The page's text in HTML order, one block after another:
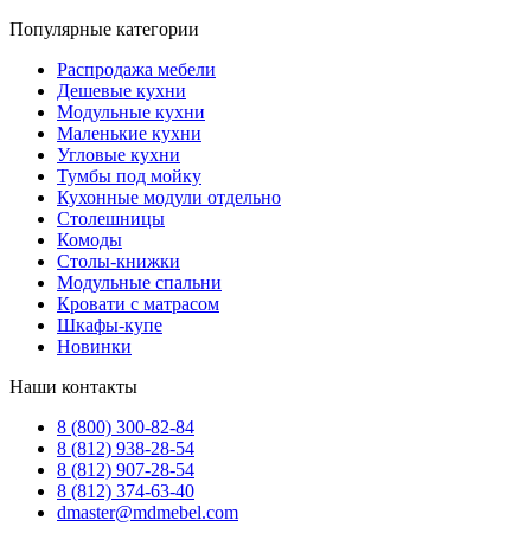
Популярные категории
Распродажа мебели
Дешевые кухни
Модульные кухни
Маленькие кухни
Угловые кухни
Тумбы под мойку
Кухонные модули отдельно
Столешницы
Комоды
Столы-книжки
Модульные спальни
Кровати с матрасом
Шкафы-купе
Новинки
Наши контакты
8 (800) 300-82-84
8 (812) 938-28-54
8 (812) 907-28-54
8 (812) 374-63-40
dmaster@mdmebel.com